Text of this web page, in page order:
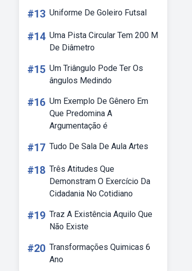
#13 Uniforme De Goleiro Futsal
#14 Uma Pista Circular Tem 200 M
De Diâmetro
#15 Um Triângulo Pode Ter Os
ângulos Medindo
#16 Um Exemplo De Gênero Em
Que Predomina A
Argumentação é
#17 Tudo De Sala De Aula Artes
#18 Três Atitudes Que
Demonstram O Exercício Da
Cidadania No Cotidiano
#19 Traz A Existência Aquilo Que
Não Existe
#20 Transformações Quimicas 6
Ano